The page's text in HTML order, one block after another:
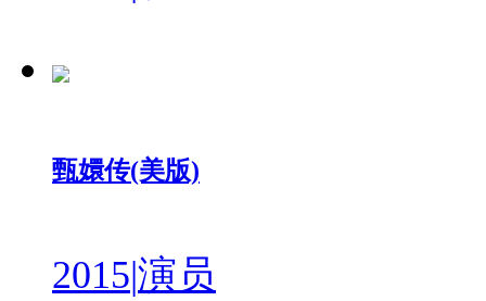
甄嬛传(美版)
2015|演员